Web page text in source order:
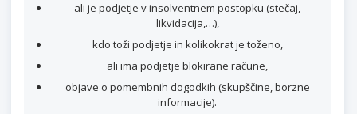
ali je podjetje v insolventnem postopku (stečaj,
likvidacija,…),
kdo toži podjetje in kolikokrat je toženo,
ali ima podjetje blokirane račune,
objave o pomembnih dogodkih (skupščine, borzne
informacije).